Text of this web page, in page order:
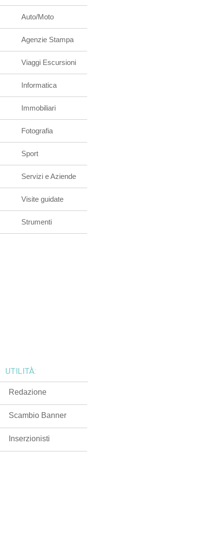
Auto/Moto
Agenzie Stampa
Viaggi Escursioni
Informatica
Immobiliari
Fotografia
Sport
Servizi e Aziende
Visite guidate
Strumenti
UTILITÀ:
Redazione
Scambio Banner
Inserzionisti